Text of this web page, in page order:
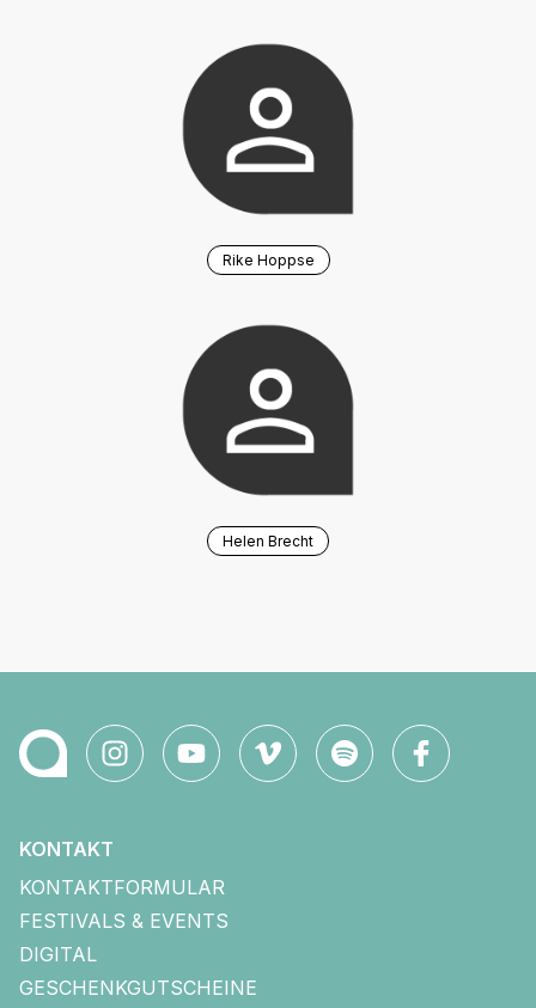
Rike Hoppse
Helen Brecht
KONTAKT
KONTAKTFORMULAR
FESTIVALS & EVENTS
DIGITAL
GESCHENKGUTSCHEINE